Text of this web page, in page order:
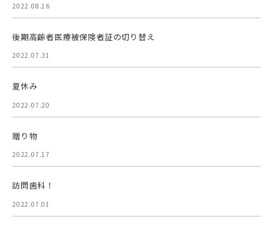
2022.08.16
後期高齢者医療被保険者証の切り替え
2022.07.31
夏休み
2022.07.20
贈り物
2022.07.17
訪問歯科！
2022.07.01